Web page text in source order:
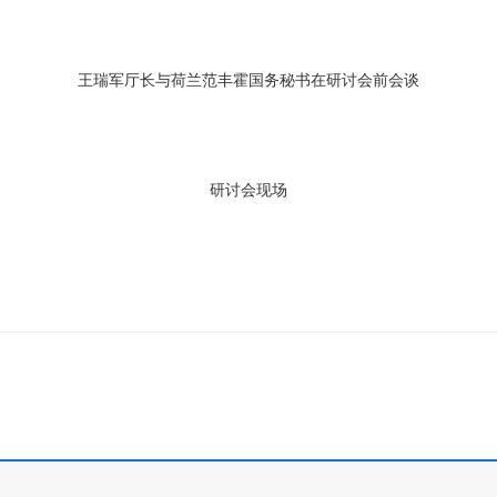
王瑞军厅长与荷兰范丰霍国务秘书在研讨会前会谈
研讨会现场